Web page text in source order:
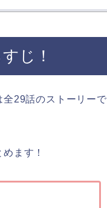
じ！
全29話のストーリーで
ます！